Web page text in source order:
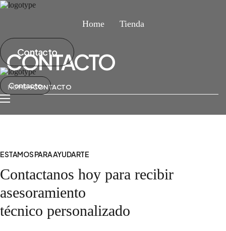
Home Tienda
Contacto
Contacto
Home
Tienda
CONTACTO
HOME CONTACTO
ESTAMOS PARA AYUDARTE
Contactanos hoy para recibir
asesoramiento
técnico personalizado